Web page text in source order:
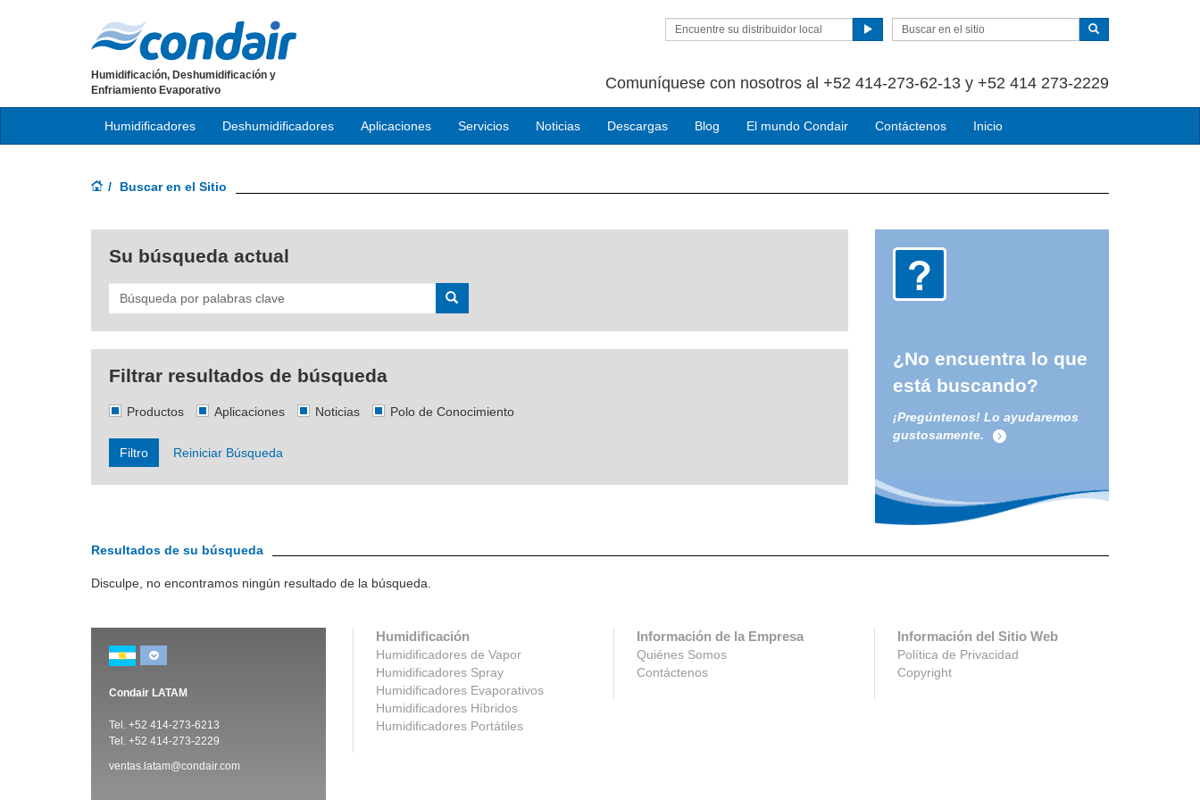
Encuentre su distribuidor local
Comuníquese con nosotros al +52 414-273-62-13 y +52 414 273-2229
Humidificación, Deshumidificación y
Enfriamiento Evaporativo
Humidificadores Deshumidificadores Aplicaciones Servicios Noticias Descargas Blog El mundo Condair Contáctenos Inicio
Buscar en el Sitio
Su búsqueda actual
Search
Filtrar resultados de búsqueda
Productos Aplicaciones Noticias Polo de Conocimiento
Filtro Reiniciar Búsqueda
¿No encuentra lo que
está buscando?
¡Pregúntenos! Lo ayudaremos
gustosamente.
Resultados de su búsqueda
Disculpe, no encontramos ningún resultado de la búsqueda.
Condair LATAM
Tel. +52 414-273-6213
Tel. +52 414-273-2229
ventas.latam@condair.com
Humidificación
Humidificadores de Vapor
Humidificadores Spray
Humidificadores Evaporativos
Humidificadores Híbridos
Humidificadores Portátiles
Información de la Empresa
Quiénes Somos
Contáctenos
Información del Sitio Web
Política de Privacidad
Copyright